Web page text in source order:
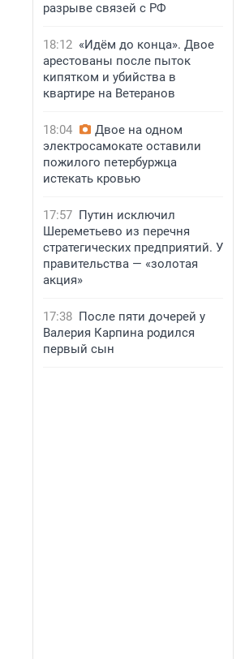
разрыве связей с РФ
18:12 «Идём до конца». Двое
арестованы после пыток
кипятком и убийства в
квартире на Ветеранов
18:04
Двое на одном
электросамокате оставили
пожилого петербуржца
истекать кровью
17:57 Путин исключил
Шереметьево из перечня
стратегических предприятий. У
правительства — «золотая
акция»
17:38 После пяти дочерей у
Валерия Карпина родился
первый сын